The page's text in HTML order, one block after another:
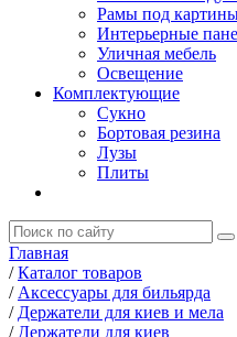
Рамы под
Интерьерные
Уличная мебель
Освещение
Комплектующие
Сукно
Бортовая резина
Лузы
Плиты
Главная
/ Каталог товаров
/ Аксессуары для бильярда
/ Держатели для киев и мела
/ Держатели для киев